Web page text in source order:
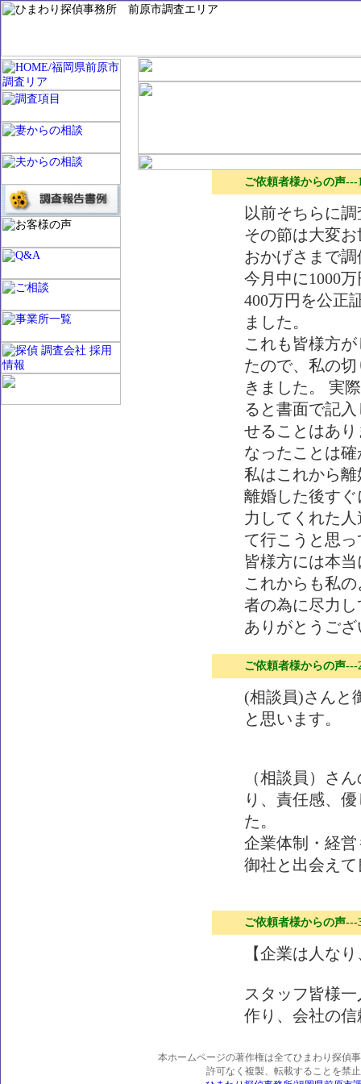
ご依頼者様からの声---
以前そちらに
その節は大変
おかげさまで
今月中に1000
400万円を公正
ました。
これも皆様方
たので、私の
きました。 実
ると書面で記
せることはあ
なったことは
私はこれから
離婚した後す
力してくれた
て行こうと思
皆様方には本
これからも私
者の為に尽力
ありがとうご
ご依頼者様からの声---
(相談員)さんと
と思います。
（相談員）さ
り、責任感、
た。
企業体制・経
御社と出会え
ご依頼者様からの声---
【企業は人な
スタッフ皆様
作り、会社の
本ホームページの著作権は全てひまわり探偵
許可なく複製、転載することを禁